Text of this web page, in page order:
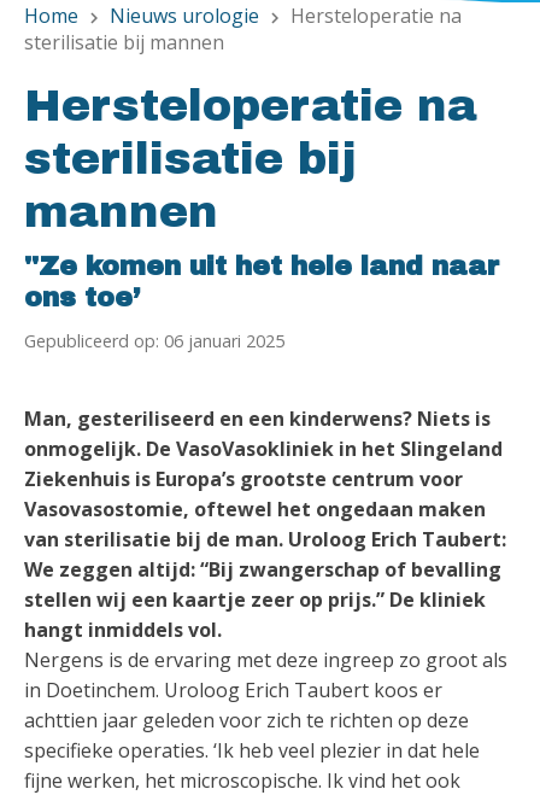
Home chevron_right Nieuws urologie chevron_right
Hersteloperatie na
sterilisatie bij mannen
Hersteloperatie na
sterilisatie bij
mannen
''Ze komen uit het hele land naar
ons toe’
Gepubliceerd op: 06 januari 2025
Man, gesteriliseerd en een kinderwens? Niets is
onmogelijk. De VasoVasokliniek in het Slingeland
Ziekenhuis is Europa’s grootste centrum voor
Vasovasostomie, oftewel het ongedaan maken
van sterilisatie bij de man. Uroloog Erich Taubert:
We zeggen altijd: “Bij zwangerschap of bevalling
stellen wij een kaartje zeer op prijs.” De kliniek
hangt inmiddels vol.
Nergens is de ervaring met deze ingreep zo groot als
in Doetinchem. Uroloog Erich Taubert koos er
achttien jaar geleden voor zich te richten op deze
specifieke operaties. ‘Ik heb veel plezier in dat hele
fijne werken, het microscopische. Ik vind het ook